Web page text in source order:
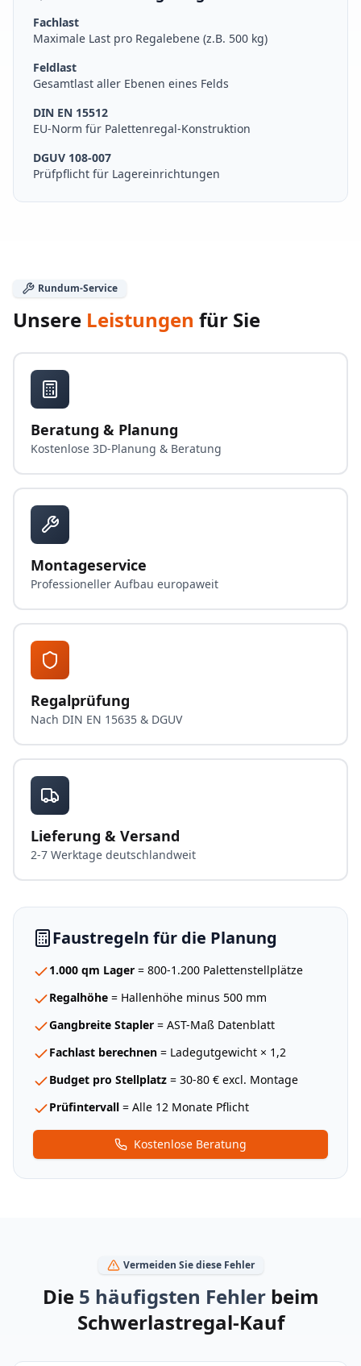
Fachlast
Maximale Last pro Regalebene (z.B. 500 kg)
Feldlast
Gesamtlast aller Ebenen eines Felds
DIN EN 15512
EU-Norm für Palettenregal-Konstruktion
DGUV 108-007
Prüfpflicht für Lagereinrichtungen
Rundum-Service
Unsere Leistungen für Sie
Beratung & Planung
Kostenlose 3D-Planung & Beratung
Montageservice
Professioneller Aufbau europaweit
Regalprüfung
Nach DIN EN 15635 & DGUV
Lieferung & Versand
2-7 Werktage deutschlandweit
Faustregeln für die Planung
1.000 qm Lager = 800-1.200 Palettenstellplätze
Regalhöhe = Hallenhöhe minus 500 mm
Gangbreite Stapler = AST-Maß Datenblatt
Fachlast berechnen = Ladegutgewicht × 1,2
Budget pro Stellplatz = 30-80 € excl. Montage
Prüfintervall = Alle 12 Monate Pflicht
Kostenlose Beratung
Vermeiden Sie diese Fehler
Die 5 häufigsten Fehlerbeim
Schwerlastregal-Kauf